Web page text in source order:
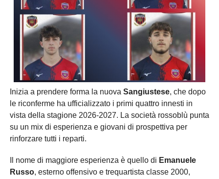
Inizia a prendere forma la nuova Sangiustese, che dopo
le riconferme ha ufficializzato i primi quattro innesti in
vista della stagione 2026-2027. La società rossoblù punta
su un mix di esperienza e giovani di prospettiva per
rinforzare tutti i reparti.
Il nome di maggiore esperienza è quello di Emanuele
Russo, esterno offensivo e trequartista classe 2000,